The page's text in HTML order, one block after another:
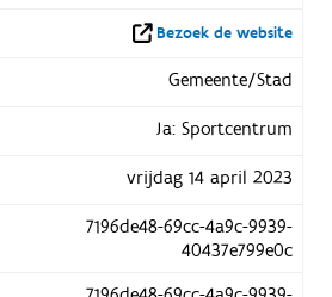
Bezoek de website
Gemeente/Stad
Ja: Sportcentrum
vrijdag 14 april 2023
7196de48-69cc-4a9c-9939-
40437e799e0c